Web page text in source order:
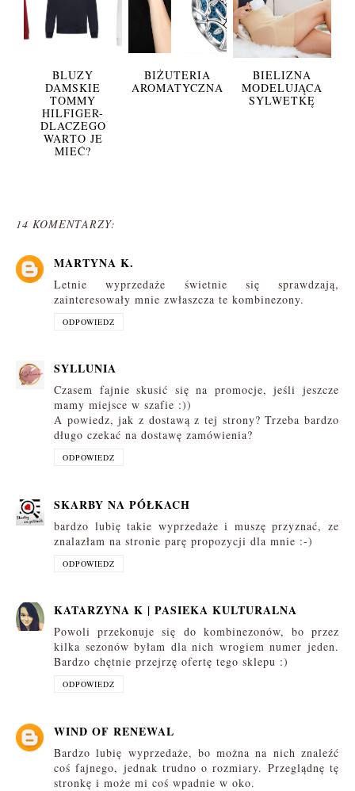
BLUZY
DAMSKIE
TOMMY
HILFIGER-
DLACZEGO
WARTO JE
MIEĆ?
BIŻUTERIA
AROMATYCZNA
BIELIZNA
MODELUJĄCA
SYLWETKĘ
14 KOMENTARZY:
MARTYNA K.
Letnie wyprzedaże świetnie się sprawdzają,
zainteresowały mnie zwłaszcza te kombinezony.
ODPOWIEDZ
SYLLUNIA
Czasem fajnie skusić się na promocje, jeśli jeszcze
mamy miejsce w szafie :))
A powiedz, jak z dostawą z tej strony? Trzeba bardzo
długo czekać na dostawę zamówienia?
ODPOWIEDZ
SKARBY NA PÓŁKACH
bardzo lubię takie wyprzedaże i muszę przyznać, ze
znalazłam na stronie parę propozycji dla mnie :-)
ODPOWIEDZ
KATARZYNA K | PASIEKA KULTURALNA
Powoli przekonuje się do kombinezonów, bo przez
kilka sezonów byłam dla nich wrogiem numer jeden.
Bardzo chętnie przejrzę ofertę tego sklepu :)
ODPOWIEDZ
WIND OF RENEWAL
Bardzo lubię wyprzedaże, bo można na nich znaleźć
coś fajnego, jednak trudno o rozmiary. Przeglądnę tę
stronkę i może mi coś wpadnie w oko.